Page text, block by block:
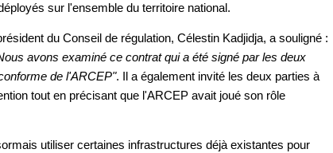
sur l'ensemble du territoire national.
du Conseil de régulation, Célestin Kadjidja, a souligné :
avons examiné ce contrat qui a été signé par les deux
de l'ARCEP". Il a également invité les deux parties à
tout en précisant que l'ARCEP avait joué son rôle
utiliser certaines infrastructures déjà existantes pour